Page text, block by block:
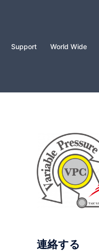
Support World Wide
連絡する